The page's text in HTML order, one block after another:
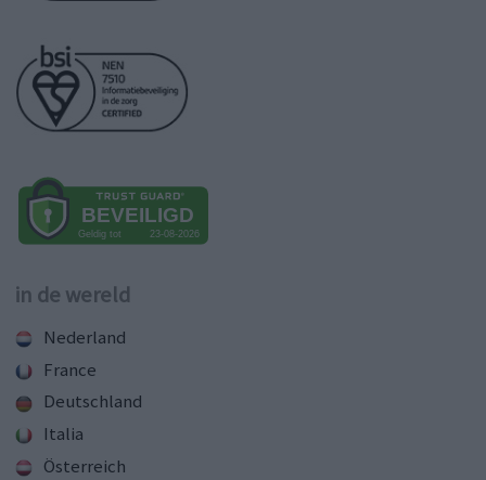
in de wereld
Nederland
France
Deutschland
Italia
Österreich